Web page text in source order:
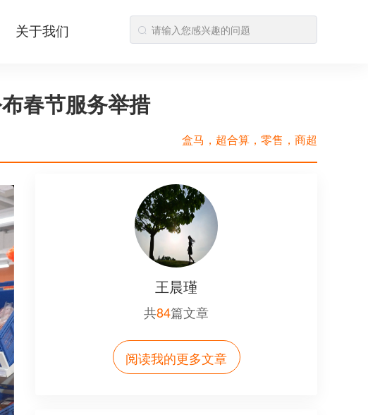
关于我们
春节服务举措
盒马，超合算，零售，商超
王晨瑾
共84篇文章
阅读我的更多文章